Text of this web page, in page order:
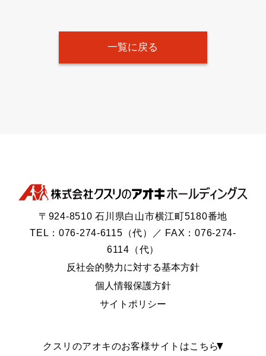
一覧に戻る
〒924-8510 石川県白山市横江町5180番地
TEL：076-274-6115（代）／ FAX：076-274-
6114（代）
反社会的勢力に対する基本方針
個人情報保護方針
サイトポリシー
クスリのアオキのお客様サイトはこちら